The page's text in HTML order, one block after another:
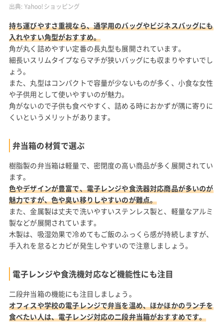
出典: Yahoo!ショッピング
持ち運びやすさ重視なら、通学用のバッグやビジネスバッグにも
入れやすい角型がおすすめ。
角が丸く詰めやすい定番の長丸型も展開されています。
細長いスリムタイプならマチが狭いバッグにも収まりやすいでし
ょう。
また、丸型はコンパクトで容量が少ないものが多く、小食な女性
や子供用として使いやすいのが魅力。
角がないので子供も食べやすく、詰める時におかずが隅に寄りに
くいというメリットがあります。
弁当箱の材質で選ぶ
樹脂製の弁当箱は軽量で、密閉度の高い商品が多く展開されてい
ます。
色やデザインが豊富で、電子レンジや食洗器対応商品が多いのが
魅力ですが、色や臭い移りしやすいのが難点。
また、金属製は丈夫で洗いやすいステンレス製と、軽量なアルミ
製などが展開されています。
木製は、吸湿効果で冷めてもご飯のふっくら感が持続しますが、
手入れを怠るとカビが発生しやすいので注意しましょう。
電子レンジや食洗機対応など機能性にも注目
二段弁当箱の機能にも注目しましょう。
オフィスや学校の電子レンジで弁当を温め、ほかほかのランチを
食べたい人は、電子レンジ対応の二段弁当箱がおすすめです。